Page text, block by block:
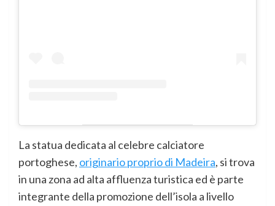
La statua dedicata al celebre calciatore
portoghese, originario proprio di Madeira, si trova
in una zona ad alta affluenza turistica ed è parte
integrante della promozione dell’isola a livello